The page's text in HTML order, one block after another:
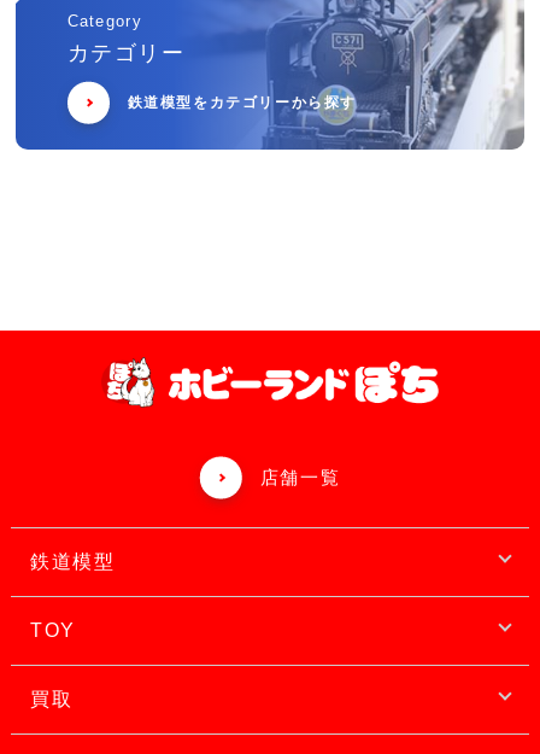
Category
カテゴリー
鉄道模型をカテゴリーから探す
店舗一覧
鉄道模型
TOY
買取